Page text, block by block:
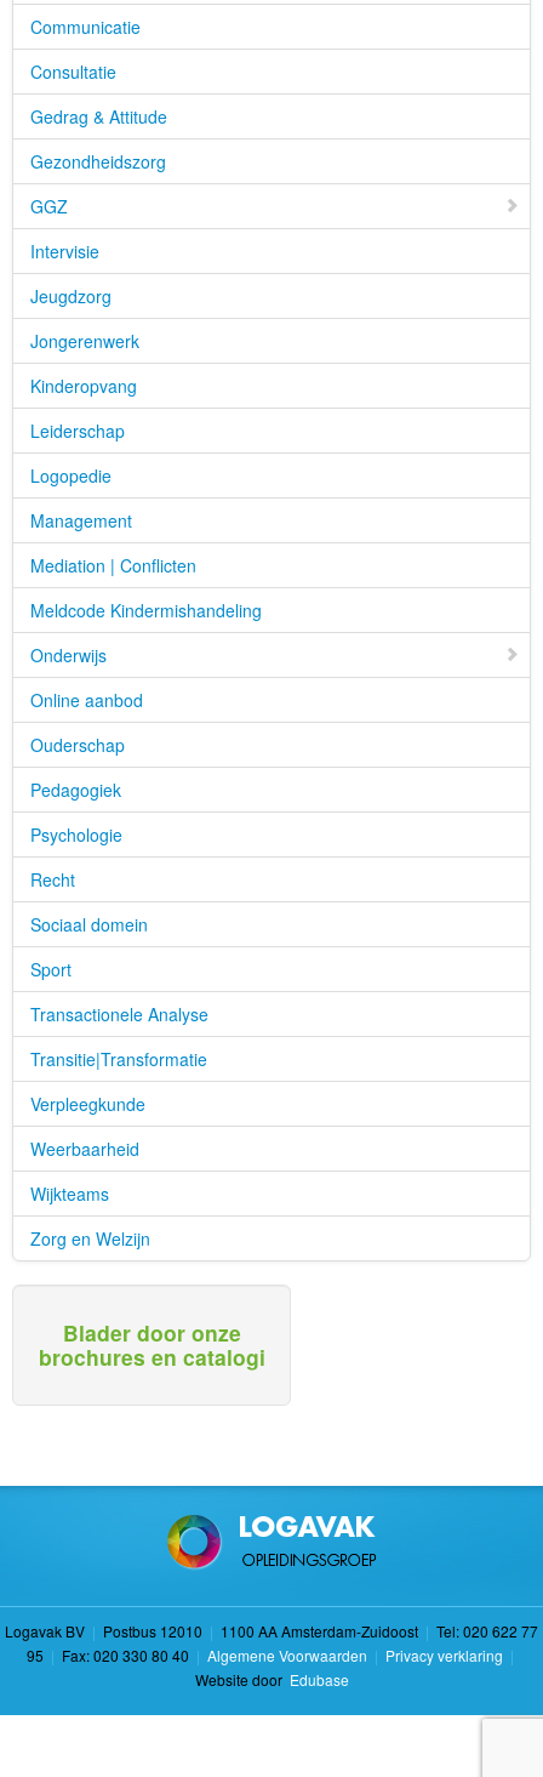
Communicatie
Consultatie
Gedrag & Attitude
Gezondheidszorg
GGZ
Intervisie
Jeugdzorg
Jongerenwerk
Kinderopvang
Leiderschap
Logopedie
Management
Mediation | Conflicten
Meldcode Kindermishandeling
Onderwijs
Online aanbod
Ouderschap
Pedagogiek
Psychologie
Recht
Sociaal domein
Sport
Transactionele Analyse
Transitie|Transformatie
Verpleegkunde
Weerbaarheid
Wijkteams
Zorg en Welzijn
Blader door onze
brochures en catalogi
Logavak BV | Postbus 12010 | 1100 AA Amsterdam-Zuidoost | Tel: 020 622 77
95 | Fax: 020 330 80 40 | Algemene Voorwaarden | Privacy verklaring |
Website door Edubase